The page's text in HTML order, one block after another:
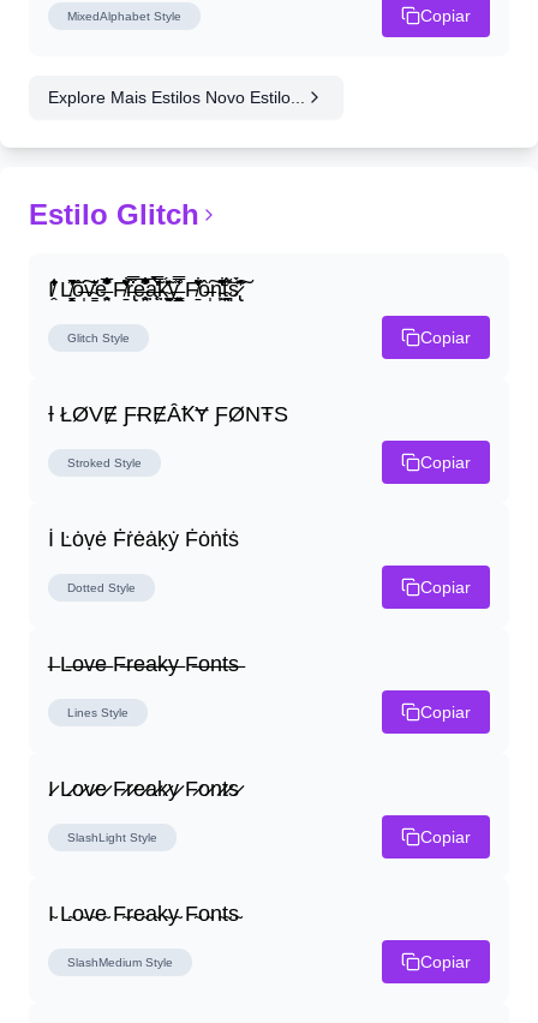
MixedAlphabet Style Copiar
Explore Mais Estilos Novo Estilo...
Estilo Glitch
I̸̭̍̄̂̐̒̾̔ L̸̘̳̞̋̓̏̍͐͝ô̶̩͠v̴̳̔̈͛e̶̤̹̼̥͋͆̂̅͊̽͂ F̸̱̈̌͋̍̒̽r̶̢̅͒̿͒e̶̤̹̼̥͋͆̂̅͊̽͂a̶̛̜̥̜̣̔̓̉̿̌̃̀̅k̴͈͕̮͉̫̮̣̃̽̈́̔̎y̶̬͓͍͇̰͚͑̿̓͌ F̸̱̈̌͋̍̒̽ô̶̩͠n̵̫͖͛͗̓̏̌͋̏̔̋t̴̘̪̦͌́̍͝s̷̢̛̀̃̆́̽͘͠
Glitch Style Copiar
Ɨ ŁØVɆ ƑɌɆȂꝀɎ ƑØNŦS
Stroked Style Copiar
İ Ŀȯṿė Ḟṙėȧḳẏ Ḟȯṅṫṡ
Dotted Style Copiar
I̶ L̶o̶v̶e̶ F̶r̶e̶a̶k̶y̶ F̶o̶n̶t̶s̶
Lines Style Copiar
I̷ L̷o̷v̷e̷ F̷r̷e̷a̷k̷y̷ F̷o̷n̷t̷s̷
SlashLight Style Copiar
I̴ L̴o̴v̴e̴ F̴r̴e̴a̴k̴y̴ F̴o̴n̴t̴s̴
SlashMedium Style Copiar